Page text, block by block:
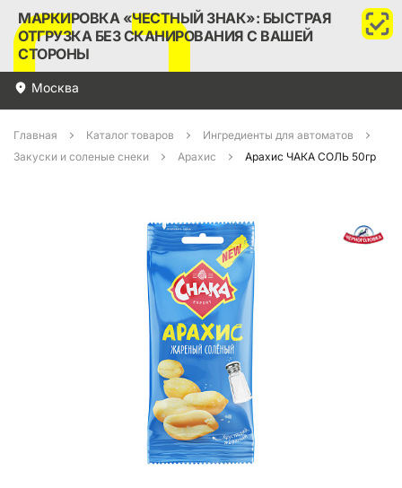
МАРКИРОВКА «ЧЕСТНЫЙ ЗНАК»: БЫСТРАЯ
ОТГРУЗКА БЕЗ СКАНИРОВАНИЯ С ВАШЕЙ
СТОРОНЫ
Москва
Главная Каталог товаров
Ингредиенты для автоматов
Закуски и соленые снеки
Арахис Арахис ЧАКА СОЛЬ 50гр